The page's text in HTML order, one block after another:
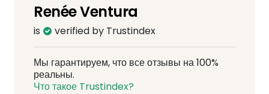
Renée Ventura
is verified by Trustindex
Мы гарантируем, что все отзывы на 100%
реальны.
Что такое Trustindex?